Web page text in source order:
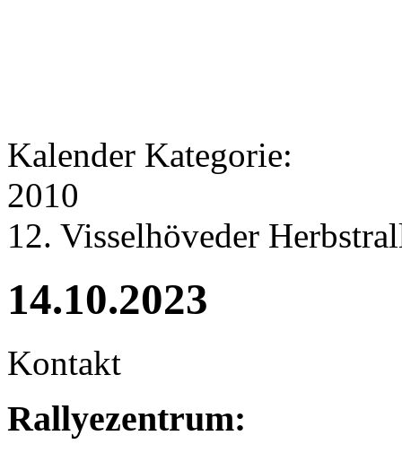
Kalender Kategorie:
2010
12. Visselhöveder
14.10.2023
Kontakt
Rallyezentrum: